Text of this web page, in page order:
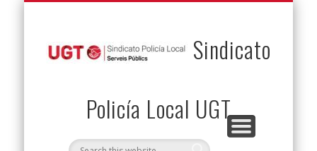
Sindicato
Policía Local UGT